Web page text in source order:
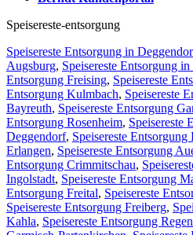
Speisereste-entsorgung
Speisereste Entsorgung in
Augsburg, Speisereste Entsorgung
Entsorgung Freising, Speisereste
Entsorgung Kulmbach, Speisereste
Bayreuth, Speisereste Entsorgung
Entsorgung Rosenheim, Speisereste
Deggendorf, Speisereste Entsorgung
Erlangen, Speisereste Entsorgung
Entsorgung Crimmitschau,
Ingolstadt, Speisereste Entsorgung
Entsorgung Freital, Speisereste
Speisereste Entsorgung Freiberg,
Kahla, Speisereste Entsorgung